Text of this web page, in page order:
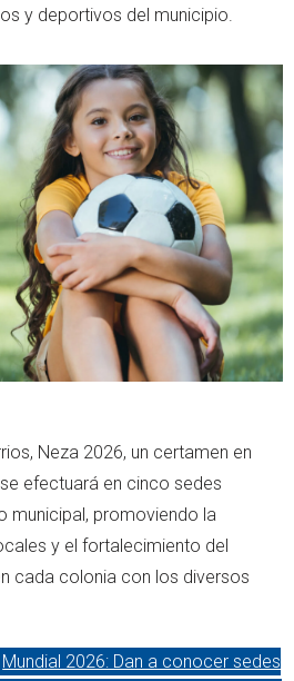
y deportivos del municipio.
Neza 2026, un certamen en
efectuará en cinco sedes
municipal, promoviendo la
y el fortalecimiento del
cada colonia con los diversos
Mundial 2026: Dan a conocer sedes